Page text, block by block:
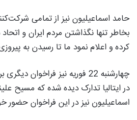
حامد اسماعیلیون نیز از تمامی
بخاطر تنها نگذاشتن مردم ایران و
کرده و اعلام نمود ما تا رسیدن به
چهارشنبه 22 فوریه نیز فراخوان
در ایتالیا تدارک دیده شده که مسیح
اسماعیلیون نیز در این فراخوان حضور